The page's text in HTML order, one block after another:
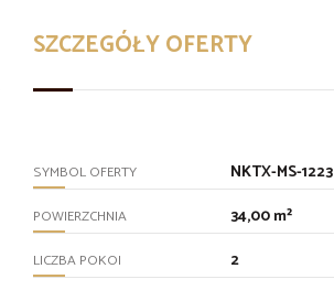
SZCZEGÓŁY OFERTY
SYMBOL OFERTY NKTX-MS-1223
POWIERZCHNIA 34,00 m²
LICZBA POKOI 2